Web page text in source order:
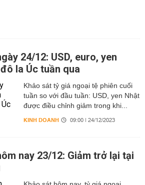
24/12: USD, euro, yen
la Úc tuần qua
Khảo sát tỷ giá ngoại tệ phiên cuối
tuần so với đầu tuần: USD, yen Nhật
được điều chỉnh giảm trong khi...
KINH DOANH 09:00 | 24/12/2023
nay 23/12: Giảm trở lại tại